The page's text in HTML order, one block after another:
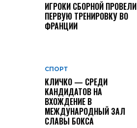
ИГРОКИ СБОРНОЙ ПРОВЕЛИ
ПЕРВУЮ ТРЕНИРОВКУ ВО
ФРАНЦИИ
СПОРТ
КЛИЧКО — СРЕДИ
КАНДИДАТОВ НА
ВХОЖДЕНИЕ В
МЕЖДУНАРОДНЫЙ ЗАЛ
СЛАВЫ БОКСА